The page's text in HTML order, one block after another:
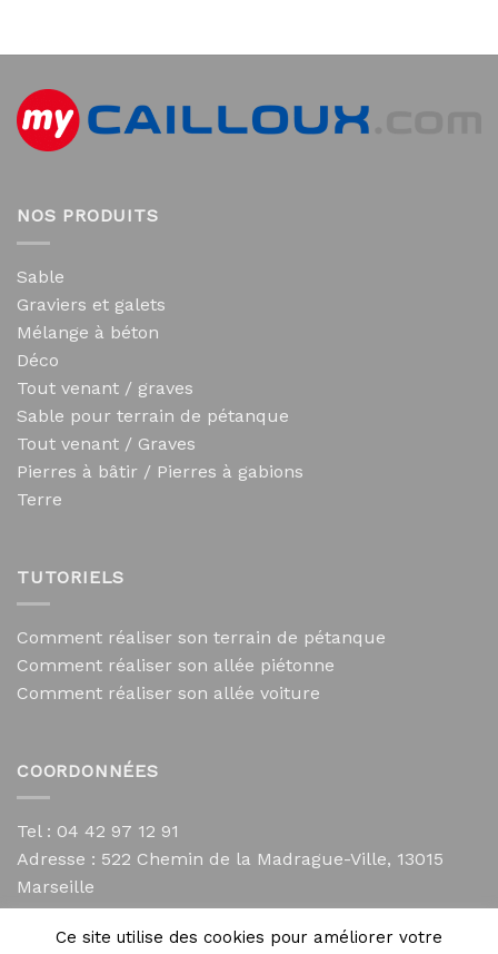
NOS PRODUITS
Sable
Graviers et galets
Mélange à béton
Déco
Tout venant / graves
Sable pour terrain de pétanque
Tout venant / Graves
Pierres à bâtir / Pierres à gabions
Terre
TUTORIELS
Comment réaliser son terrain de pétanque
Comment réaliser son allée piétonne
Comment réaliser son allée voiture
COORDONNÉES
Tel : 04 42 97 12 91
Adresse : 522 Chemin de la Madrague-Ville, 13015
Marseille
contact@mycailloux.com
Mentions légales
Ce site utilise des cookies pour améliorer votre